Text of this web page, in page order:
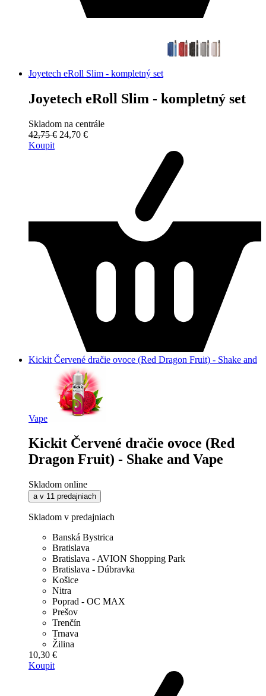
Joyetech eRoll Slim - kompletný set
Joyetech eRoll Slim - kompletný set
Skladom na centrále
42,75 € 24,70 €
Koupit
Kickit Červené dračie ovoce (Red Dragon Fruit) - Shake and
Vape
Kickit Červené dračie ovoce (Red
Dragon Fruit) - Shake and Vape
Skladom online
a v 11 predajniach
Skladom v predajniach
Banská Bystrica
Bratislava
Bratislava - AVION Shopping Park
Bratislava - Dúbravka
Košice
Nitra
Poprad - OC MAX
Prešov
Trenčín
Trnava
Žilina
10,30 €
Koupit